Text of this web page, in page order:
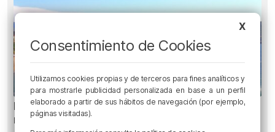
El tiempo este viernes en Bizkaia: subida
notable de las temperaturas máximas
X
Consentimiento de Cookies
Utilizamos cookies propias y de terceros para fines analíticos y
para mostrarle publicidad personalizada en base a un perfil
elaborado a partir de sus hábitos de navegación (por ejemplo,
páginas visitadas).